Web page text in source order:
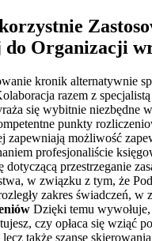
Organizacji
kronik
razem z
się wybitnie
punkty
możliwość
profesjonaliście
przestrzeganie
w związku z tym, że
zakres świadczeń,
Dzięki temu
czy opłaca się
także szansę